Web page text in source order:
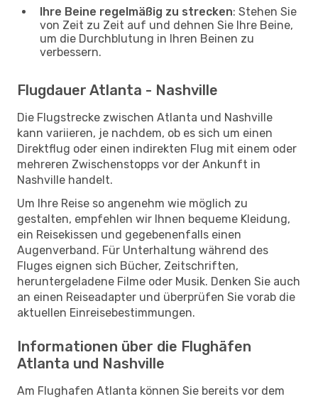
Ihre Beine regelmäßig zu strecken: Stehen Sie
von Zeit zu Zeit auf und dehnen Sie Ihre Beine,
um die Durchblutung in Ihren Beinen zu
verbessern.
Flugdauer Atlanta - Nashville
Die Flugstrecke zwischen Atlanta und Nashville
kann variieren, je nachdem, ob es sich um einen
Direktflug oder einen indirekten Flug mit einem oder
mehreren Zwischenstopps vor der Ankunft in
Nashville handelt.
Um Ihre Reise so angenehm wie möglich zu
gestalten, empfehlen wir Ihnen bequeme Kleidung,
ein Reisekissen und gegebenenfalls einen
Augenverband. Für Unterhaltung während des
Fluges eignen sich Bücher, Zeitschriften,
heruntergeladene Filme oder Musik. Denken Sie auch
an einen Reiseadapter und überprüfen Sie vorab die
aktuellen Einreisebestimmungen.
Informationen über die Flughäfen
Atlanta und Nashville
Am Flughafen Atlanta können Sie bereits vor dem